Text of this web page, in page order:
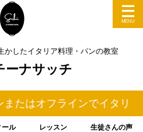
かしたイタリア料理・パンの教室
ーナサッチ
フラインでイタリア料理＆
ル レッスン 生徒さんの声